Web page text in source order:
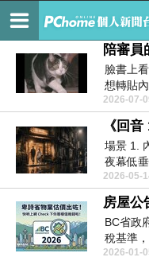
雲城靜坐
陪審員
臉書上
想轉貼
找不到了
2026-07-
《回
場景 1.
夜幕低
2026-05-
房屋公
BC省政
稅基準
相關...
2026-01-